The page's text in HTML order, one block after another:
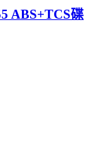
ABS+TCS碟